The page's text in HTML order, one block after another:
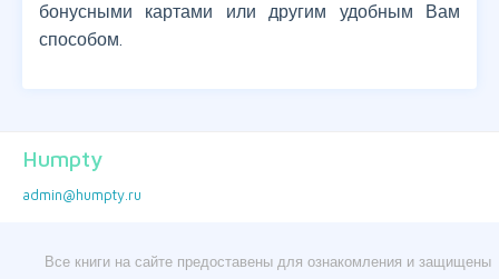
бонусными картами или другим удобным Вам
способом.
Humpty
admin@humpty.ru
Все книги на сайте предоставены для ознакомления и защищены